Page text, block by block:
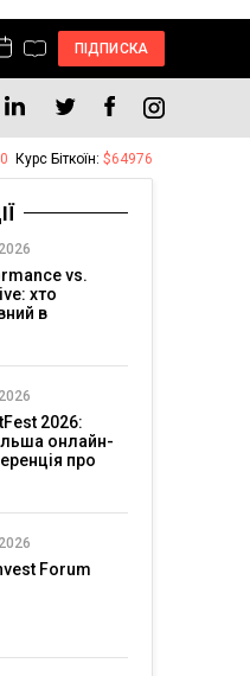
ПІДПИСКА
Курс Біткоїн: $64976
vs.
хто
в
2026:
онлайн-
про
Forum